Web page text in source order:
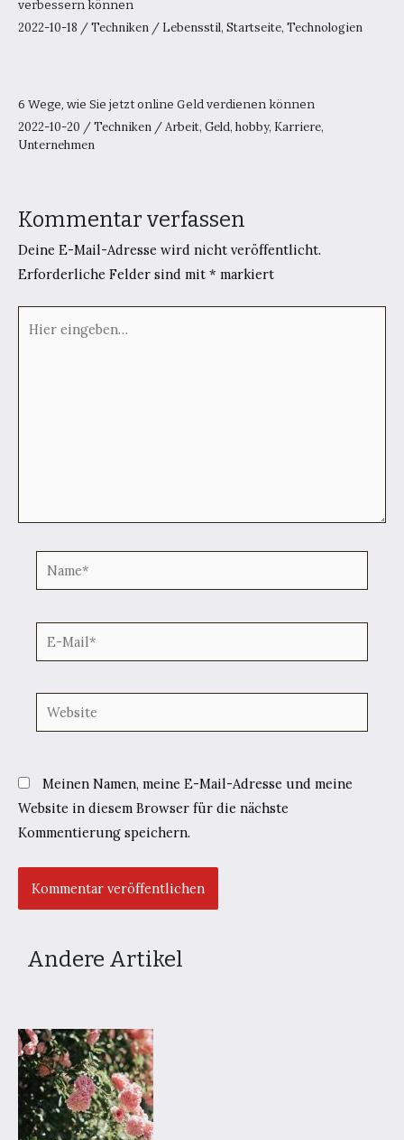
verbessern können
2022-10-18 /Techniken / Lebensstil, Startseite, Technologien
6 Wege, wie Sie jetzt online Geld verdienen können
2022-10-20 /Techniken / Arbeit, Geld, hobby, Karriere,
Unternehmen
Kommentar verfassen
Deine E-Mail-Adresse wird nicht veröffentlicht.
Erforderliche Felder sind mit * markiert
eingeben…
Name*
E-
Mail*
Website
Meinen Namen, meine E-Mail-Adresse und meine
Website in diesem Browser für die nächste
Kommentierung speichern.
Andere Artikel